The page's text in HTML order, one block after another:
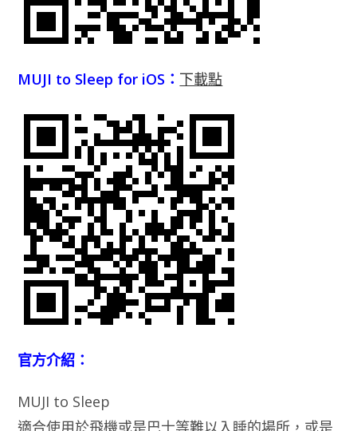
MUJI to Sleep for iOS： 下載點
官方介紹：
MUJI to Sleep
適合使用於飛機或是巴士等難以入睡的場所，或是